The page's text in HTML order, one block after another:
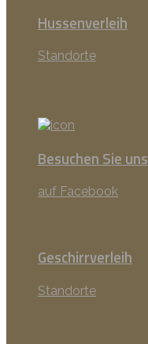
Hussenverleih
Standorte
Besuchen Sie uns
auf Facebook
Geschirrverleih
Standorte